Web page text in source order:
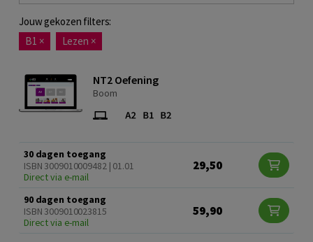
Jouw gekozen filters:
B1 × Lezen ×
NT2 Oefening
Boom
30 dagen toegang
ISBN 3009010009482 | 01.01
Direct via e-mail
29,50
90 dagen toegang
ISBN 3009010023815
Direct via e-mail
59,90